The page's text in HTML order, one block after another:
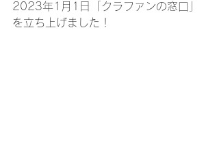
2023年1月1日「クラファンの窓口」
を立ち上げました！